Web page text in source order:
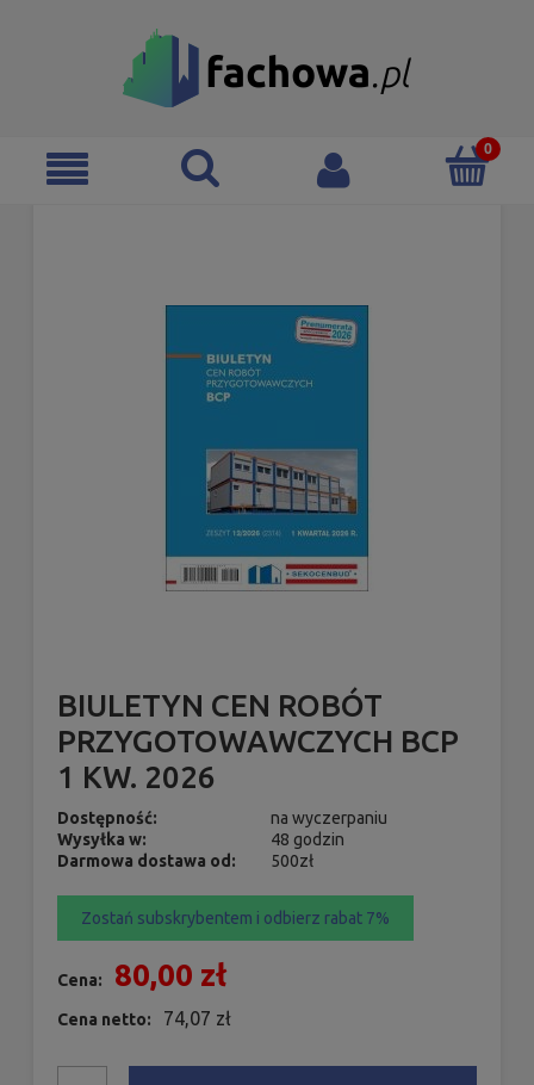
BIULETYN CEN ROBÓT
PRZYGOTOWAWCZYCH BCP
1 KW. 2026
Dostępność:
na wyczerpaniu
Wysyłka w:
48 godzin
Darmowa dostawa od:
500zł
Zostań subskrybentem i odbierz rabat 7%
Cena: 80,00 zł
Cena netto: 74,07 zł